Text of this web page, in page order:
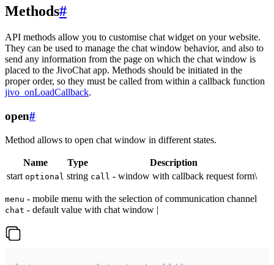
Methods#
API methods allow you to customise chat widget on your website.
They can be used to manage the chat window behavior, and also to
send any information from the page on which the chat window is
placed to the JivoChat app. Methods should be initiated in the
proper order, so they must be called from within a callback function
jivo_onLoadCallback.
open#
Method allows to open chat window in different states.
Name Type
Description
start optional string call - window with callback request form\
menu - mobile menu with the selection of communication channel
chat - default value with chat window |